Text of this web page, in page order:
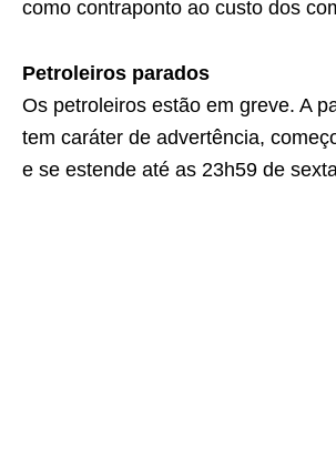
como contraponto ao custo dos
Petroleiros parados
Os petroleiros estão em greve. A
tem caráter de advertência,
e se estende até as 23h59 de